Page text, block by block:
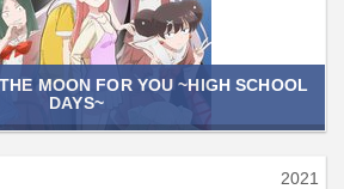
MOON FOR YOU ~HIGH SCHOOL
DAYS~
2021